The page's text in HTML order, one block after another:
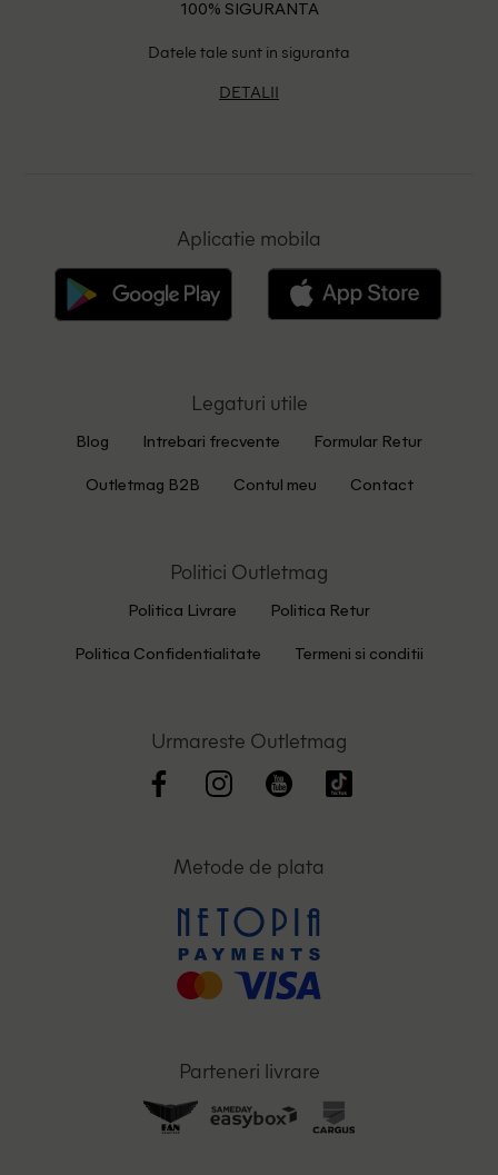
100% SIGURANTA
Datele tale sunt in siguranta
DETALII
Aplicatie mobila
Legaturi utile
Blog Intrebari frecvente Formular Retur
Outletmag B2B Contul meu Contact
Politici Outletmag
Politica Livrare Politica Retur
Politica Confidentialitate Termeni si conditii
Urmareste Outletmag
Metode de plata
Parteneri livrare